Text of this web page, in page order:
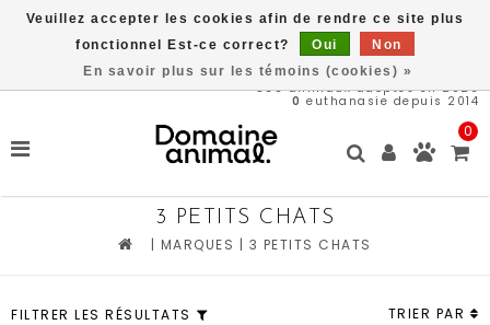
566animaux adoptés en 2026
0 euthanasie depuis 2014
0
3 PETITS CHATS
| MARQUES | 3 PETITS CHATS
FILTRER LES RÉSULTATS TRIER PAR
Veuillez accepter les cookies afin de rendre ce site plus
fonctionnel Est-ce correct?
Oui
Non
En savoir plus sur les témoins (cookies) »
Livraison gratuite à partir de 89$*